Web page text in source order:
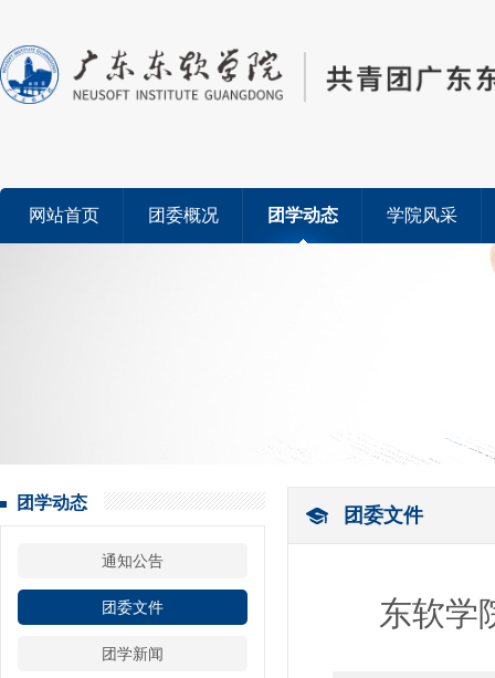
网站首页 团委概况 团学动态 学院风采
团学动态
通知公告
团委文件
团学新闻
团委文件
东软学